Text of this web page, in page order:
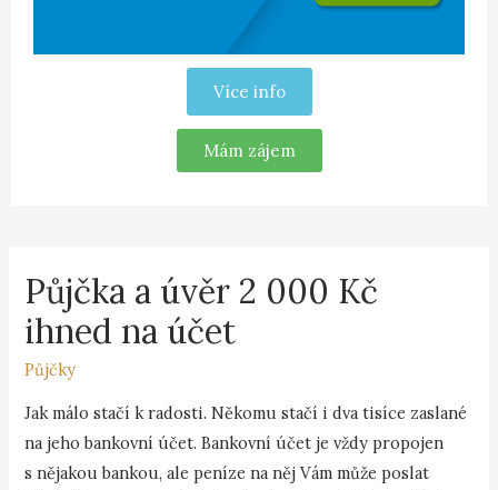
Více info
Mám zájem
Půjčka a úvěr 2 000 Kč
ihned na účet
Půjčky
Jak málo stačí k radosti. Někomu stačí i dva tisíce zaslané
na jeho bankovní účet. Bankovní účet je vždy propojen
s nějakou bankou, ale peníze na něj Vám může poslat